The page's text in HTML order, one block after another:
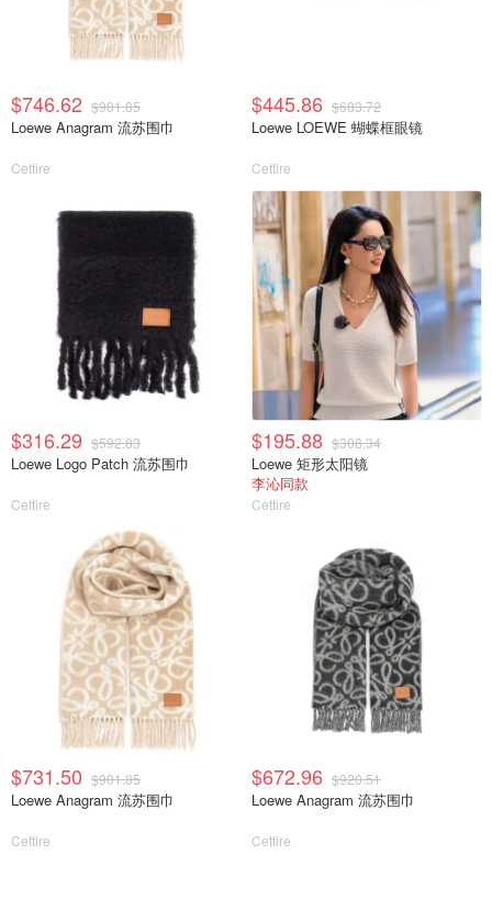
$746.62 $901.85
Loewe Anagram 流苏围巾
Cettire
$445.86 $683.72
Loewe LOEWE 蝴蝶框眼镜
Cettire
$316.29 $592.83
Loewe Logo Patch 流苏围巾
Cettire
$195.88 $308.34
Loewe 矩形太阳镜
李沁同款
Cettire
$731.50 $901.85
Loewe Anagram 流苏围巾
Cettire
$672.96 $920.51
Loewe Anagram 流苏围巾
Cettire